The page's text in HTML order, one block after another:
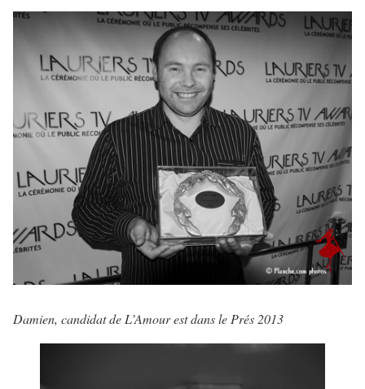
Damien, candidat de L’Amour est dans le Prés 2013